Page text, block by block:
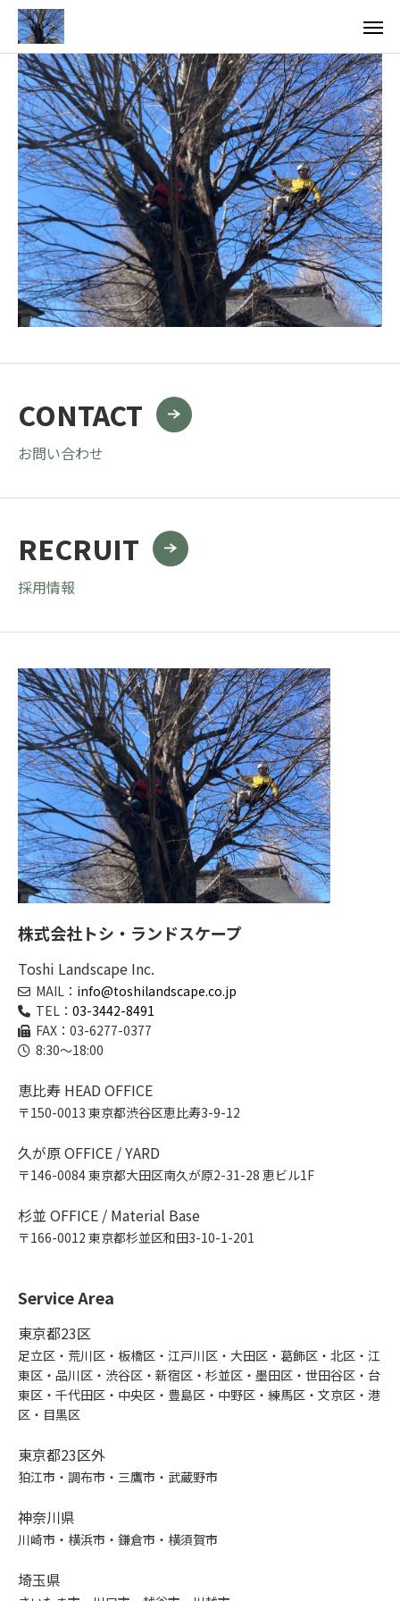
CONTACT
お問い合わせ
RECRUIT
採用情報
株式会社トシ・ランドスケープ
Toshi Landscape Inc.
MAIL： info@toshilandscape.co.jp
TEL： 03-3442-8491
FAX：03-6277-0377
8:30～18:00
恵比寿 HEAD OFFICE
〒150-0013 東京都渋谷区恵比寿3-9-12
久が原 OFFICE / YARD
〒146-0084 東京都大田区南久が原2-31-28 恵ビル1F
杉並 OFFICE / Material Base
〒166-0012 東京都杉並区和田3-10-1-201
Service Area
東京都23区
足立区・荒川区・板橋区・江戸川区・大田区・葛飾区・北区・江
東区・品川区・渋谷区・新宿区・杉並区・墨田区・世田谷区・台
東区・千代田区・中央区・豊島区・中野区・練馬区・文京区・港
区・目黒区
東京都23区外
狛江市・調布市・三鷹市・武蔵野市
神奈川県
川崎市・横浜市・鎌倉市・横須賀市
埼玉県